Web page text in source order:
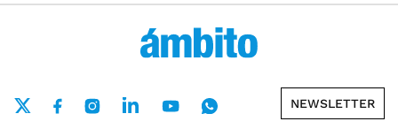
NEWSLETTER